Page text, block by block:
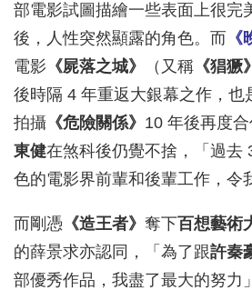
部電影試圖描繪一些表面上很完
後，人性突然顯露的角色。而 《
電影 《屍落之城》 （又稱 《猖獗
後時隔 4 年重返大銀幕之作，也
拍攝 《危險關係》 10 年後再度
東健在煞科後仍覺不捨，「過去
色的電影界前輩和後輩工作，令
而剛憑 《造王者》 奪下百想藝術
的薛景求亦認同，「為了跟許秦
部優秀作品，我盡了最大的努力